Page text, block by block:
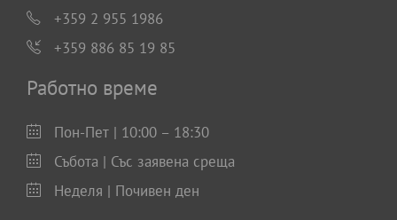
+359 2 955 1986
+359 886 85 19 85
Работно време
Пон-Пет | 10:00 – 18:30
Събота | Със заявена среща
Неделя | Почивен ден